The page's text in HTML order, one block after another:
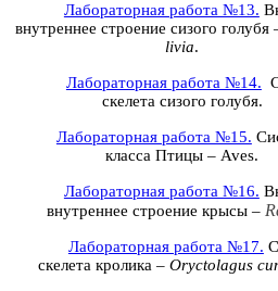
Лабораторная работа №13.
внутреннее строение сизого голубя
livia.
Лабораторная работа №14.
скелета сизого голубя.
Лабораторная работа №15.
класса Птицы – Aves.
Лабораторная работа №16.
внутреннее строение крысы –
Лабораторная работа №17.
скелета кролика – Oryctolagus